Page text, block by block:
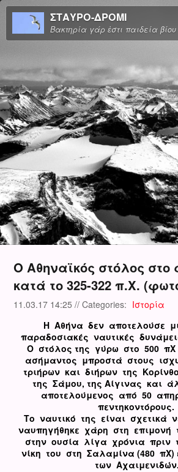
ΣΤΑΥΡΟ-ΔΡΟΜΙ
Βακτηρία γάρ ἐστι παιδεία βίου
Ο Αθηναϊκός στόλος στο
κατά το 325-322 π.Χ.
11.03.17 14:25 // Categories: Ιστορία
Η Αθήνα δεν αποτελούσε
παραδοσιακές ναυτικές
Ο στόλος της γύρω στο 500
ασήμαντος μπροστά στους
τριήρων και διήρων της
της Σάμου, της Αίγινας και
αποτελούμενος από 50
πεντηκοντόρους.
Το ναυτικό της είναι σχετικά
ναυπηγήθηκε χάρη στη επιμονή
στην ουσία λίγα χρόνια πριν
νίκη του στη Σαλαμίνα (480 πΧ)
των Αχαιμενιδών.